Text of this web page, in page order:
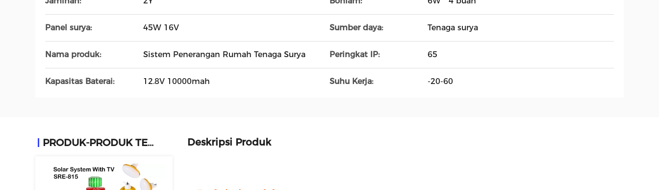
Panel surya: 45W 16V Sumber daya: Tenaga surya
Nama produk: Sistem Penerangan Rumah Tenaga Surya Peringkat IP: 65
Kapasitas Baterai: 12.8V 10000mah Suhu Kerja: -20-60
PRODUK-PRODUK TERKAIT Deskripsi Produk